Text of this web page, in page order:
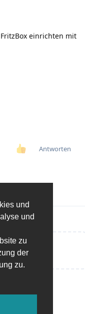
und
und
zu
der
zu.
einrichten mit
Antworten